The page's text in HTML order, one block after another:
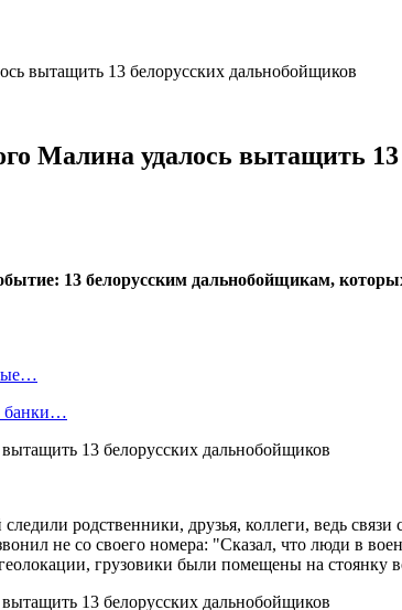
вытащить 13 белорусских дальнобойщиков
Малина удалось вытащить
13 белорусским дальнобойщикам,
банки…
родственники, друзья, коллеги, ведь
не со своего номера: "Сказал, что люди в
грузовики были помещены на стоянку